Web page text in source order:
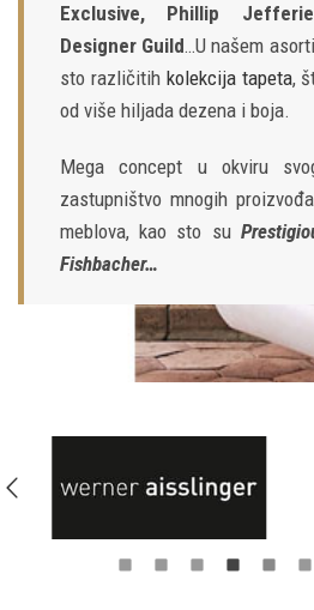
Exclusive, Phillip
Designer Guild…U našem
sto različitih kolekcija tapeta,
od više hiljada dezena i boja.
Mega concept u okviru
zastupništvo mnogih
meblova, kao sto su
Fishbacher…